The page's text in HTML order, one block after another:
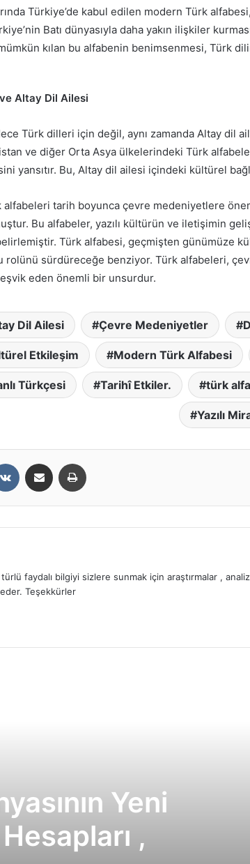
Türkiye’de kabul edilen modern Türk
Batı dünyasıyla daha yakın ilişkiler
kılan bu alfabenin benimsenmesi, Türk
Altay Dil Ailesi
Türk dilleri için değil, aynı zamanda Altay dil
ve diğer Orta Asya ülkelerindeki Türk
yansıtır. Bu, Altay dil ailesi içindeki kültürel
alfabeleri tarih boyunca çevre medeniyetlere
Bu alfabeler, yazılı kültürün ve iletişimin
Türk alfabesi, geçmişten günümüze
rolünü sürdüreceğe benziyor. Türk alfabeleri,
eden önemli bir unsurdur.
Dil Ailesi Çevre Medeniyetler
Etkileşim Modern Türk Alfabesi
Türkçesi Tarihî Etkiler. türk
Yazılı
VKontakteE-Posta ile paylaş
faydalı bilgiyi sizlere sunmak için araştırmalar ,
Teşekkürler
Yeni
,